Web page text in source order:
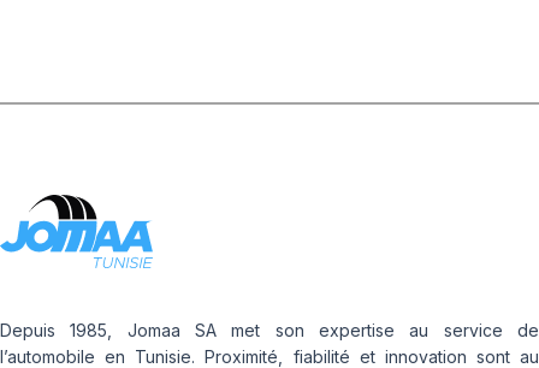
Depuis 1985, Jomaa SA met son expertise au service de
l’automobile en Tunisie. Proximité, fiabilité et innovation sont au